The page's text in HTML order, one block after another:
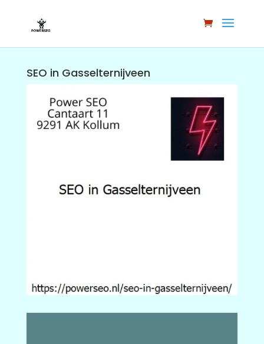
SEO in Gasselternijveen